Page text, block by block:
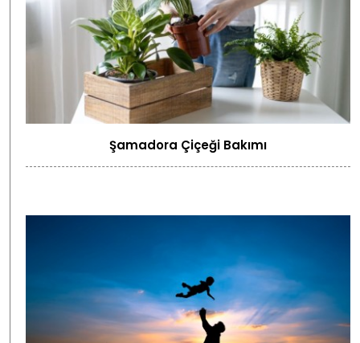
Şamadora Çiçeği Bakımı